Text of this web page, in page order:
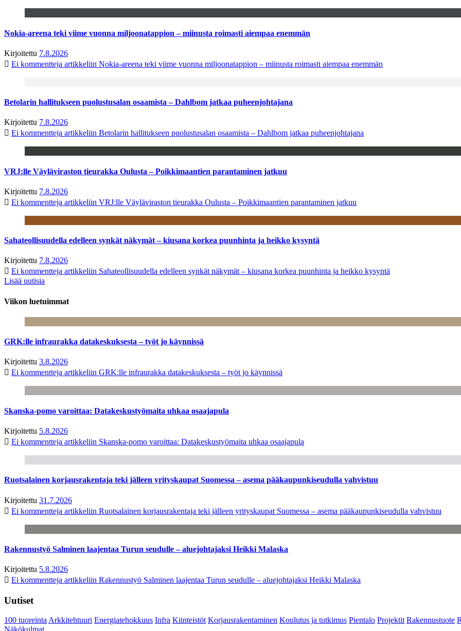
Nokia-areena teki viime vuonna miljoonatappion – miinusta roimasti aiempaa enemmän
Kirjoitettu 7.8.2026
Ei kommentteja artikkeliin Nokia-areena teki viime vuonna miljoonatappion – miinusta roimasti aiempaa enemmän
Betolarin hallitukseen puolustusalan osaamista – Dahlbom jatkaa puheenjohtajana
Kirjoitettu 7.8.2026
Ei kommentteja artikkeliin Betolarin hallitukseen puolustusalan osaamista – Dahlbom jatkaa puheenjohtajana
VRJ:lle Väyläviraston tieurakka Oulusta – Poikkimaantien parantaminen jatkuu
Kirjoitettu 7.8.2026
Ei kommentteja artikkeliin VRJ:lle Väyläviraston tieurakka Oulusta – Poikkimaantien parantaminen jatkuu
Sahateollisuudella edelleen synkät näkymät – kiusana korkea puunhinta ja heikko kysyntä
Kirjoitettu 7.8.2026
Ei kommentteja artikkeliin Sahateollisuudella edelleen synkät näkymät – kiusana korkea puunhinta ja heikko kysyntä
Lisää uutisia
Viikon luetuimmat
GRK:lle infraurakka datakeskuksesta – työt jo käynnissä
Kirjoitettu 3.8.2026
Ei kommentteja artikkeliin GRK:lle infraurakka datakeskuksesta – työt jo käynnissä
Skanska-pomo varoittaa: Datakeskustyömaita uhkaa osaajapula
Kirjoitettu 5.8.2026
Ei kommentteja artikkeliin Skanska-pomo varoittaa: Datakeskustyömaita uhkaa osaajapula
Ruotsalainen korjausrakentaja teki jälleen yrityskaupat Suomessa – asema pääkaupunkiseudulla vahvistuu
Kirjoitettu 31.7.2026
Ei kommentteja artikkeliin Ruotsalainen korjausrakentaja teki jälleen yrityskaupat Suomessa – asema pääkaupunkiseudulla vahvistuu
Rakennustyö Salminen laajentaa Turun seudulle – aluejohtajaksi Heikki Malaska
Kirjoitettu 5.8.2026
Ei kommentteja artikkeliin Rakennustyö Salminen laajentaa Turun seudulle – aluejohtajaksi Heikki Malaska
Uutiset
100 tuoreintaArkkitehtuuri Energiatehokkuus Infra Kiinteistöt Korjausrakentaminen Koulutus ja tutkimus Pientalo Projektit Rakennustuote